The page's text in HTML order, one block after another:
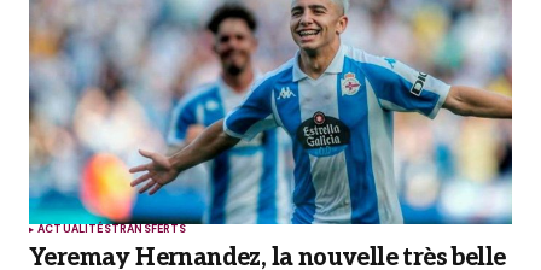
Comment*
Your Name *
ACTUALITÉSTRANSFERTS
Yeremay Hernandez, la nouvelle très belle